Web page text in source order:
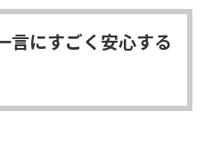
言にすごく安心する